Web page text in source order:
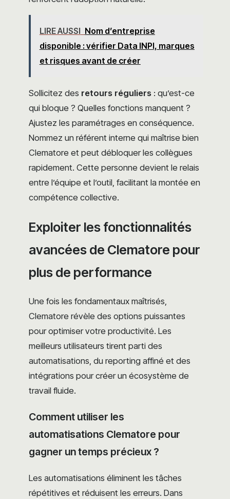
LIRE AUSSI Nom d’entreprise
disponible : vérifier Data INPI, marques
et risques avant de créer
Sollicitez des retours réguliers : qu’est-ce
qui bloque ? Quelles fonctions manquent ?
Ajustez les paramétrages en conséquence.
Nommez un référent interne qui maîtrise bien
Clematore et peut débloquer les collègues
rapidement. Cette personne devient le relais
entre l’équipe et l’outil, facilitant la montée en
compétence collective.
Exploiter les fonctionnalités
avancées de Clematore pour
plus de performance
Une fois les fondamentaux maîtrisés,
Clematore révèle des options puissantes
pour optimiser votre productivité. Les
meilleurs utilisateurs tirent parti des
automatisations, du reporting affiné et des
intégrations pour créer un écosystème de
travail fluide.
Comment utiliser les
automatisations Clematore pour
gagner un temps précieux ?
Les automatisations éliminent les tâches
répétitives et réduisent les erreurs. Dans